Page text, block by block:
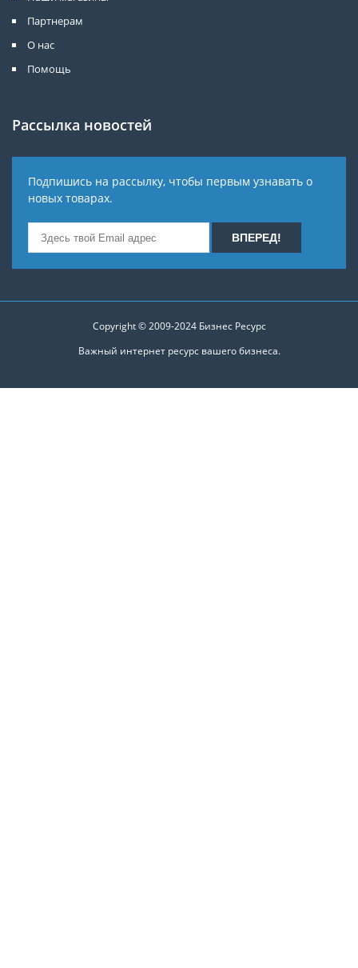
Партнерам
О нас
Помощь
Рассылка новостей
Подпишись на рассылку, чтобы первым узнавать о
новых товарах.
Copyright © 2009-2024 Бизнес Ресурс
Важный интернет ресурс вашего бизнеса.